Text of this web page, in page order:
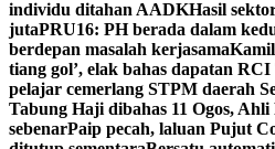
individu ditahan AADKHasil
jutaPRU16: PH berada dalam
berdepan masalah kerjasama
tiang gol’, elak bahas dapatan
pelajar cemerlang STPM daerah
Tabung Haji dibahas 11 Ogos,
sebenarPaip pecah, laluan Pujut